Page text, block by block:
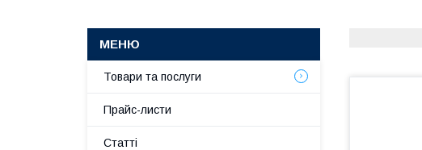
Товари та послуги
Прайс-листи
Статті